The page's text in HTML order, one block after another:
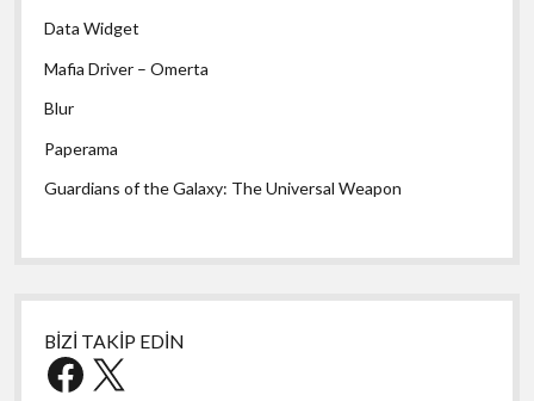
Data Widget
Mafia Driver – Omerta
Blur
Paperama
Guardians of the Galaxy: The Universal Weapon
BİZİ TAKİP EDİN
Facebook
X